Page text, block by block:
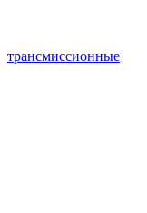
трансмиссионные